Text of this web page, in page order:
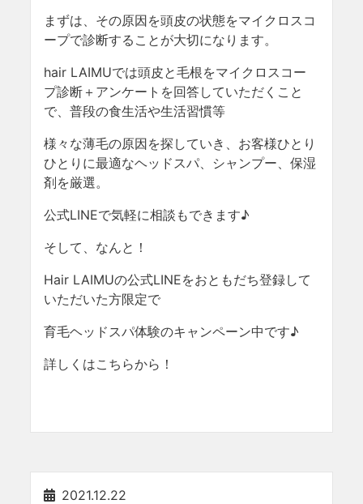
まずは、その原因を頭皮の状態をマイクロスコ
ープで診断することが大切になります。
hair LAIMUでは頭皮と毛根をマイクロスコー
プ診断＋アンケートを回答していただくこと
で、普段の食生活や生活習慣等
様々な薄毛の原因を探していき、お客様ひとり
ひとりに最適なヘッドスパ、シャンプー、保湿
剤を厳選。
公式LINEで気軽に相談もできます♪
そして、なんと！
Hair LAIMUの公式LINEをおともだち登録して
いただいた方限定で
育毛ヘッドスパ体験のキャンペーン中です♪
詳しくはこちらから！
2021.12.22